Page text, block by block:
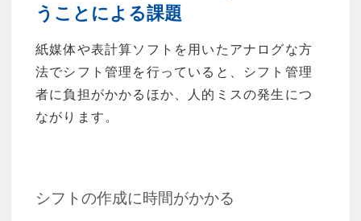
うことによる課題
紙媒体や表計算ソフトを用いたアナログな方
法でシフト管理を行っていると、シフト管理
者に負担がかかるほか、人的ミスの発生につ
ながります。
シフトの作成に時間がかかる